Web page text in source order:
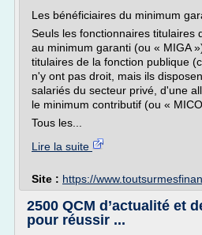
Les bénéficiaires du minimum
Seuls les fonctionnaires titulaires
au minimum garanti (ou « MIGA
titulaires de la fonction publique
n'y ont pas droit, mais ils
salariés du secteur privé, d'une
le minimum contributif (ou « MICO
Tous les...
Lire la suite
Site : https://
2500 QCM d’actualité et
pour réussir ...